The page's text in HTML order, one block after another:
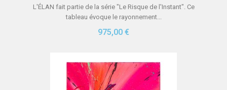
L'ÉLAN fait partie de la série "Le Risque de l'Instant". Ce
tableau évoque le rayonnement...
975,00 €